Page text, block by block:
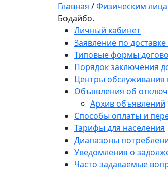
Главная /Физическим
Бодайбо.
Личный кабинет
Заявление по
Типовые формы
Порядок заключения
Центры обслуживания
Объявления об
Архив объявлений
Способы оплаты и
Тарифы для населения
Диапазоны
Уведомления о
Часто задаваемые